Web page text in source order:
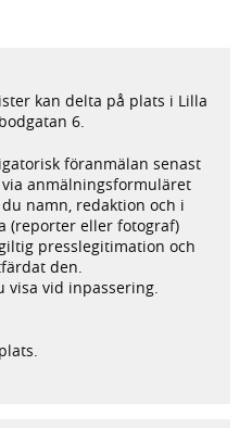
kan delta på plats i Lilla
6.
föranmälan senast
anmälningsformuläret
namn, redaktion och i
(reporter eller fotograf)
presslegitimation och
den.
visa vid inpassering.